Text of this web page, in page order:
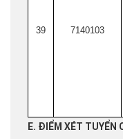
39 7140103
E. ĐIỂM XÉT TUYỂN